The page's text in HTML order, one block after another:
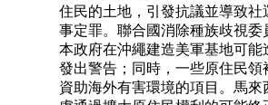
住民的土地，引發抗議並導致社
事定罪。聯合國消除種族歧視委
本政府在沖繩建造美軍基地可能
發出警告；同時，一些原住民領
資助海外有害環境的項目。馬來